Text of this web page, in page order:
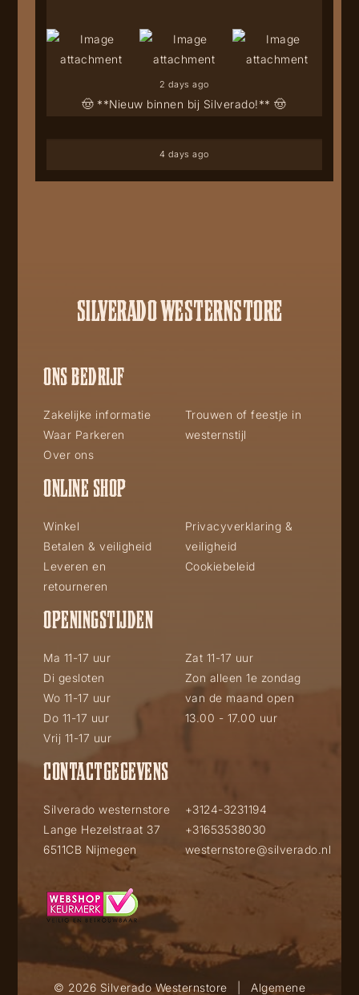
🤠 **Nieuw binnen bij Silverado!** 🤠
2 days ago
4 days ago
SILVERADO WESTERNSTORE
ONS BEDRIJF
Zakelijke informatie
Waar Parkeren
Over ons
Trouwen of feestje in
westernstijl
ONLINE SHOP
Winkel
Betalen & veiligheid
Leveren en
retourneren
Privacyverklaring &
veiligheid
Cookiebeleid
OPENINGSTIJDEN
Ma 11-17 uur
Di gesloten
Wo 11-17 uur
Do 11-17 uur
Vrij 11-17 uur
Zat 11-17 uur
Zon alleen 1e zondag
van de maand open
13.00 - 17.00 uur
CONTACTGEGEVENS
Silverado westernstore
Lange Hezelstraat 37
6511CB Nijmegen
+3124-3231194
+31653538030
westernstore@silverado.nl
© 2026 Silverado Westernstore
Algemene